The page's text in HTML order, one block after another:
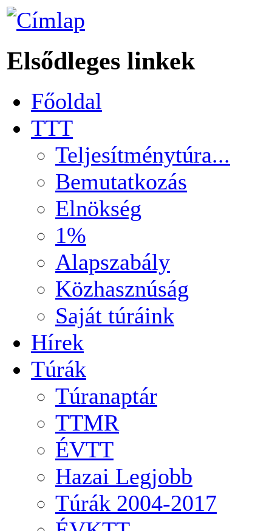
Elsődleges linkek
Főoldal
TTT
Teljesítménytúra...
Bemutatkozás
Elnökség
1%
Alapszabály
Közhasznúság
Saját túráink
Hírek
Túrák
Túranaptár
TTMR
ÉVTT
Hazai Legjobb
Túrák 2004-2017